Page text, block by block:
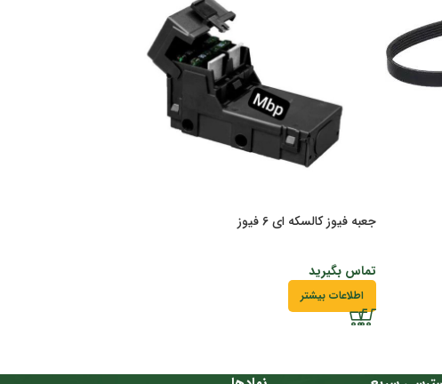
جعبه فیوز کالسکه ای 6 فیوز
تماس بگیرید
اطلاعات بیشتر